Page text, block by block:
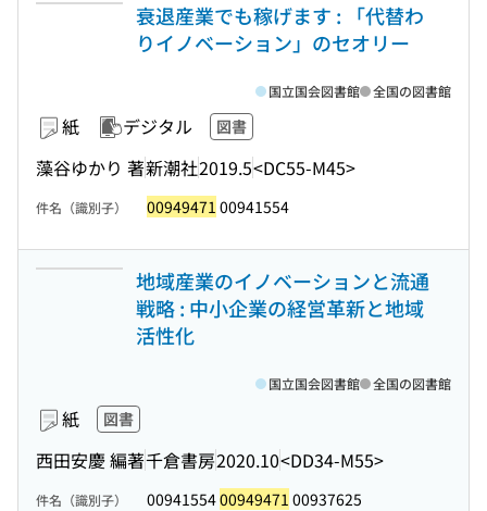
衰退産業でも稼げます : 「代替わ
りイノベーション」のセオリー
紙 デジタル 図書
藻谷ゆかり 著新潮社2019.5<DC55-M45>
国立国会図書館 全国の図書館
件名（識別子） 00949471 00941554
地域産業のイノベーションと流通
戦略 : 中小企業の経営革新と地域
活性化
紙 図書
西田安慶 編著千倉書房2020.10<DD34-M55>
国立国会図書館 全国の図書館
件名（識別子） 0094155400949471 00937625